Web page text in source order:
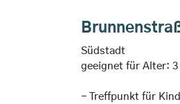
Südstadt
geeignet für Alter: 3
- Treffpunkt für